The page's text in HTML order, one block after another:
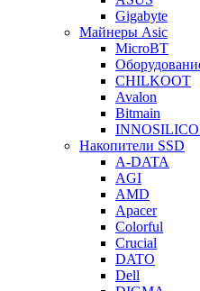
Gigabyte
Майнеры Asic
MicroBT
CHILKOOT
Avalon
Bitmain
Накопители SSD
A-DATA
AGI
AMD
Apacer
Colorful
Crucial
DATO
Dell